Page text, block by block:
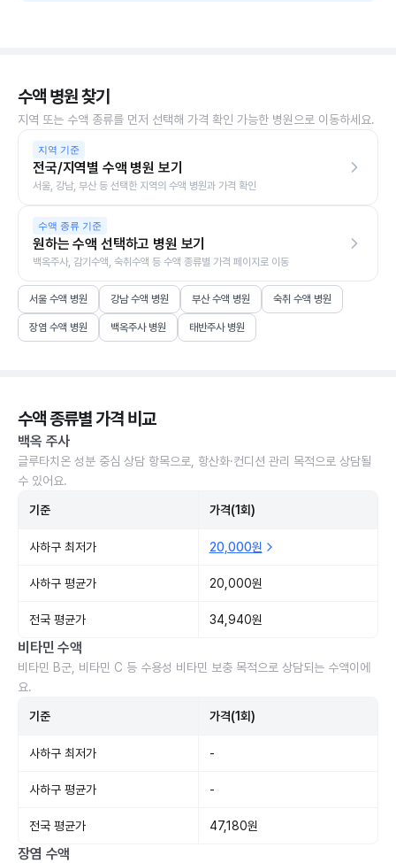
수액 병원 찾기
지역 또는 수액 종류를 먼저 선택해 가격 확인 가능한 병원으로 이동하세요.
지역 기준
전국/지역별 수액 병원 보기
서울, 강남, 부산 등 선택한 지역의 수액 병원과 가격 확인
수액 종류 기준
원하는 수액 선택하고 병원 보기
백옥주사, 감기수액, 숙취수액 등 수액 종류별 가격 페이지로 이동
서울 수액 병원 강남 수액 병원 부산 수액 병원 숙취 수액 병원
장염 수액 병원 백옥주사 병원 태반주사 병원
수액 종류별 가격 비교
백옥 주사
글루타치온 성분 중심 상담 항목으로, 항산화·컨디션 관리 목적으로 상담될
수 있어요.
기준 가격(1회)
사하구 최저가 20,000원
사하구 평균가 20,000원
전국 평균가 34,940원
비타민 수액
비타민 B군, 비타민 C 등 수용성 비타민 보충 목적으로 상담되는 수액이에
요.
기준 가격(1회)
사하구 최저가 -
사하구 평균가 -
전국 평균가 47,180원
장염 수액